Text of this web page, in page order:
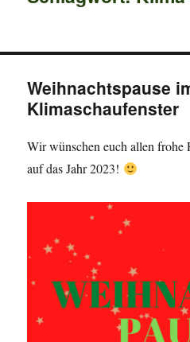
Weihnachtspause
Klimaschaufenster
Wir wünschen euch allen frohe
auf das Jahr 2023!